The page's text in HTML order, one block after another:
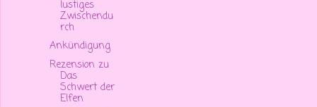
lustiges
Zwischendu
rch
Ankündigung
Rezension zu
Das
Schwert der
Elfen